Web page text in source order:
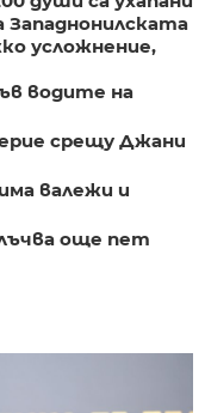
Западнонилската
усложнение,
водите на
срещу Джани
валежи и
още пет